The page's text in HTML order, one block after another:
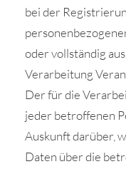
bei der
oder vollständig
Verarbeitung
Der für die
jeder betroffenen
Auskunft darüber,
Daten über die